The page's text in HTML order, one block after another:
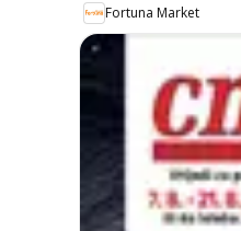
Fortuna Market